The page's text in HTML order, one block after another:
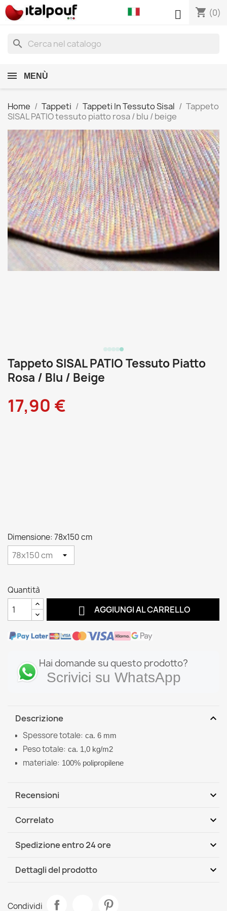
shopping_cart (0)

search
MENÙ
Home Tappeti Tappeti In Tessuto Sisal
Tappeto
SISAL PATIO tessuto piatto rosa / blu / beige
Tappeto SISAL PATIO Tessuto Piatto
Rosa / Blu / Beige
17,90 €
Dimensione: 78x150 cm
Quantità
 AGGIUNGI AL CARRELLO
Hai domande su questo prodotto?
Scrivici su WhatsApp
Descrizione expand_more
Spessore totale: ca. 6 mm
Peso totale: ca. 1,0 kg/m2
materiale: 100% polipropilene
Recensioni expand_more
Correlato expand_more
Tappeto SISAL PATIO tessuto piatto beige
17,90 €
Spedizione entro 24 ore expand_more
Dettagli del prodotto expand_more
Condividi